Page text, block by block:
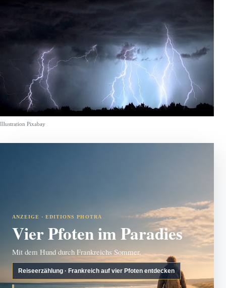
Illustration Pixabay
ANZEIGE · EDITIONS PHOTRA
Vier Pfoten im Paradies
Mit dem Hund durch Frankreichs Sommer.
Reiseerzählung · Frankreich auf vier Pfoten entdecken